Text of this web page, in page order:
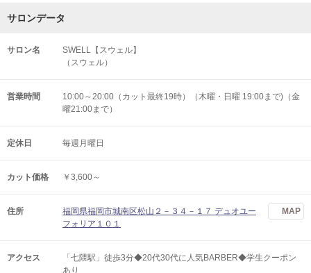
サロンデータ
サロン名
SWELL【スウェル】
（スウェル）
営業時間
10:00～20:00（カット最終19時）（木曜・日曜 19:00まで)（金
曜21:00まで）
定休日 毎週月曜日
カット価格 ￥3,600～
住所
福岡県福岡市城南区松山２－３４－１７ デュオユー
フォリア１０１
MAP
アクセス
「七隈駅」徒歩3分◆20代30代に人気BARBER◆学生クーポン
あり